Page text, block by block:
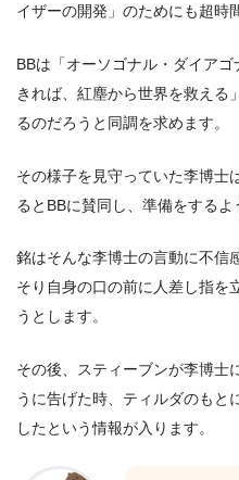
イザーの開発」のためにも超時
BBは「オーソゴナル・ダイア
きれば、紅塵から世界を救える
るのだろうと同調を求めます。
その様子を見守っていた李博士
るとBBに賛同し、準備をするよ
銘はそんな李博士の言動に不信
そり自身の口の前に人差し指を
うとします。
その後、スティーブンが李博士
うに告げた時、ティルダのもと
したという情報が入ります。